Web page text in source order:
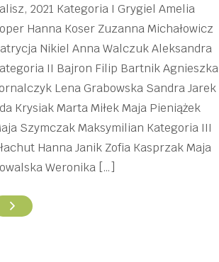
2021 Kategoria I Grygiel Amelia
Hanna Koser Zuzanna Michałowicz
Nikiel Anna Walczuk Aleksandra
II Bajron Filip Bartnik Agnieszka
Lena Grabowska Sandra Jarek
Krysiak Marta Miłek Maja Pieniążek
Szymczak Maksymilian Kategoria III
Hanna Janik Zofia Kasprzak Maja
Weronika […]